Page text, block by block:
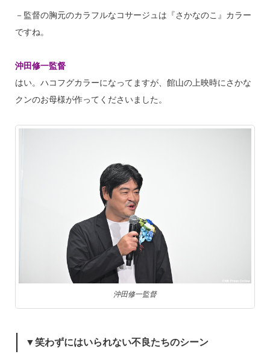
－監督の胸元のカラフルなコサージュは『さかなのこ』カラー
ですね。
沖田修一監督
はい。ハコフグカラーになってますが、館山の上映時にさかな
クンのお母様が作ってくださいました。
沖田修一監督
▼笑わずにはいられない不良たちのシーン